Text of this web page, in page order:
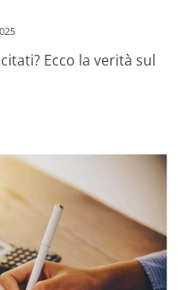
Ecco la verità sul